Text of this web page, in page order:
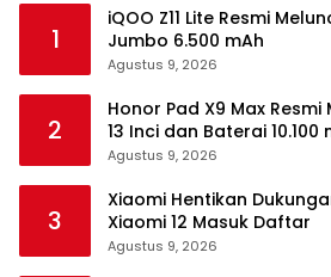
1
iQOO Z11 Lite Resmi
Jumbo 6.500 mAh
Agustus 9, 2026
2
Honor Pad X9 Max
13 Inci dan Baterai 10.100
Agustus 9, 2026
3
Xiaomi Hentikan
Xiaomi 12 Masuk Daftar
Agustus 9, 2026